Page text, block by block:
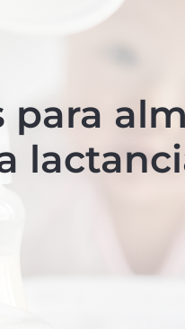
para